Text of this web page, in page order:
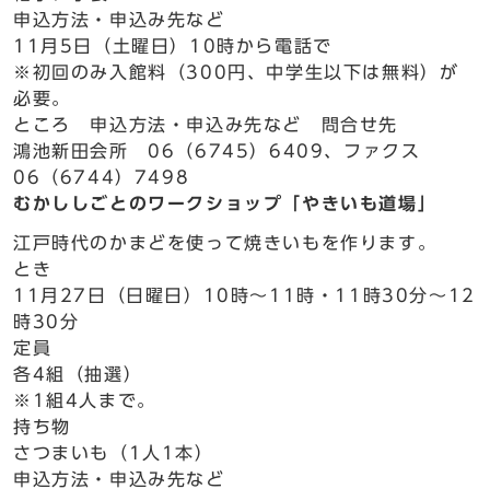
申込方法・申込み先など
11月5日（土曜日）10時から電話で
※初回のみ入館料（300円、中学生以下は無料）が
必要。
ところ 申込方法・申込み先など 問合せ先
鴻池新田会所 06（6745）6409、ファクス
06（6744）7498
むかししごとのワークショップ「やきいも道場」
江戸時代のかまどを使って焼きいもを作ります。
とき
11月27日（日曜日）10時～11時・11時30分～12
時30分
定員
各4組（抽選）
※1組4人まで。
持ち物
さつまいも（1人1本）
申込方法・申込み先など